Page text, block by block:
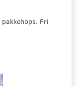
Fri